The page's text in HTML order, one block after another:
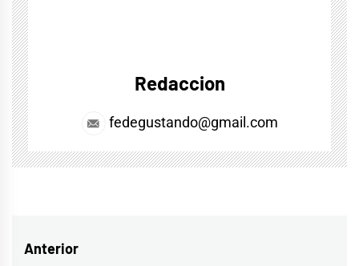
Redaccion
fedegustando@gmail.com
Navegación
Anterior